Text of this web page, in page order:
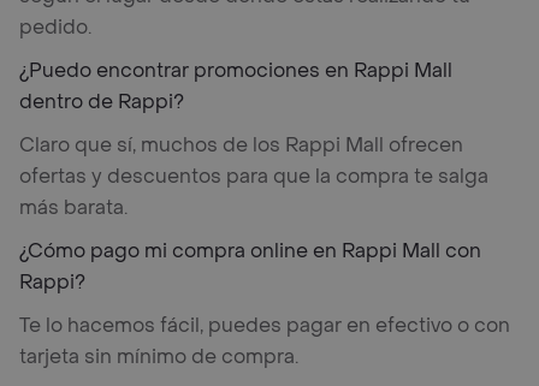
pedido.
¿Puedo encontrar promociones en Rappi Mall
dentro de Rappi?
Claro que sí, muchos de los Rappi Mall ofrecen
ofertas y descuentos para que la compra te salga
más barata.
¿Cómo pago mi compra online en Rappi Mall con
Rappi?
Te lo hacemos fácil, puedes pagar en efectivo o con
tarjeta sin mínimo de compra.